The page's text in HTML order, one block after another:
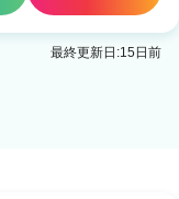
最終更新日:15日前